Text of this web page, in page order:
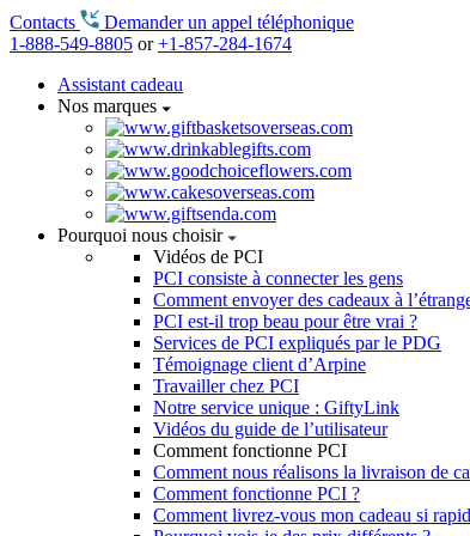
Contacts
Demander un appel téléphonique
1-888-549-8805 or+1-857-284-1674
Assistant cadeau
Nos marques
Pourquoi nous choisir
Vidéos de PCI
PCI consiste à connecter les gens
Comment envoyer des cadeaux à
PCI est-il trop beau pour être vrai ?
Services de PCI expliqués par le PDG
Témoignage client d’Arpine
Travailler chez PCI
Notre service unique : GiftyLink
Vidéos du guide de l’utilisateur
Comment fonctionne PCI
Comment nous réalisons la livraison de
Comment fonctionne PCI ?
Comment livrez-vous mon cadeau si